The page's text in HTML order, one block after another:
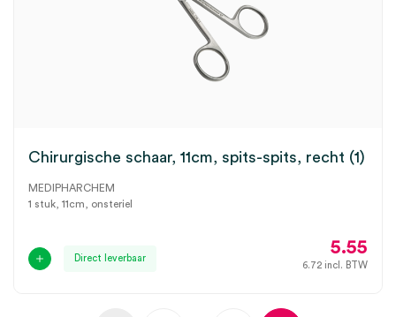
Chirurgische schaar, 11cm, spits-spits, recht (1)
MEDIPHARCHEM
1 stuk, 11cm, onsteriel
Direct leverbaar
5.55
6.72 incl. BTW